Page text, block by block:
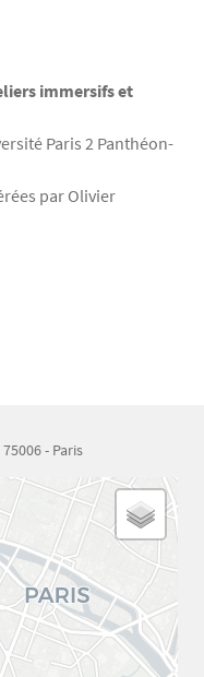
immersifs et
Paris 2 Panthéon-
par Olivier
- Paris